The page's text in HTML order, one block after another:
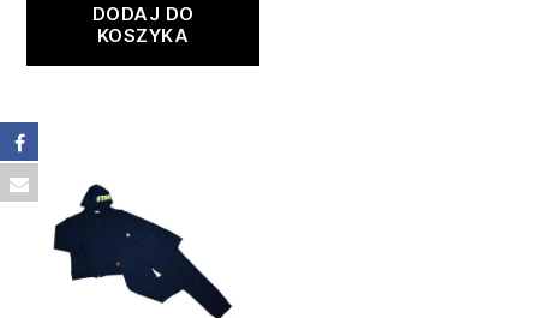
DODAJ DO
KOSZYKA